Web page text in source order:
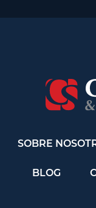
SOBRE
BLOG